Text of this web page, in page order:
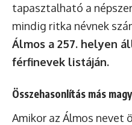
tapasztalható a
mindig ritka névnek
Álmos a 257. helyen
férfinevek listáján.
Összehasonlítás más
Amikor az Álmos nevet